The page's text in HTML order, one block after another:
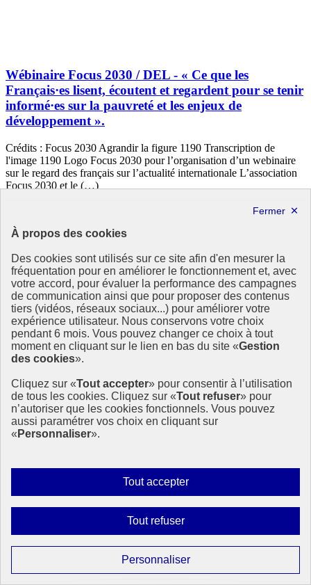
À propos des cookies
Des cookies sont utilisés sur ce site afin d'en mesurer la
fréquentation pour en améliorer le fonctionnement et, avec
votre accord, pour évaluer la performance des campagnes
de communication ainsi que pour proposer des contenus
tiers (vidéos, réseaux sociaux...) pour améliorer votre
expérience utilisateur. Nous conservons votre choix
pendant 6 mois. Vous pouvez changer ce choix à tout
moment en cliquant sur le lien en bas du site «Gestion
des cookies».
Cliquez sur «Tout accepter» pour consentir à l’utilisation
de tous les cookies. Cliquez sur «Tout refuser» pour
n’autoriser que les cookies fonctionnels. Vous pouvez
aussi paramétrer vos choix en cliquant sur
« Personnaliser».
Tout accepterAutoriser
tous
Tout refuserInterdire
tous
PersonnaliserParamétrer
les
Wébinaire Focus 2030 / DEL - « Ce que les
Français·es lisent, écoutent et regardent pour se tenir
informé·es sur la pauvreté et les enjeux de
développement ».
Crédits : Focus 2030 Agrandir la figure 1190 Transcription de
l'image 1190 Logo Focus 2030 pour l’organisation d’un webinaire
sur le regard des français sur l’actualité internationale L’association
Focus 2030 et le (…)
23 juin 2021
[MASTERCLASS] - 17 objectifs pour sauver le